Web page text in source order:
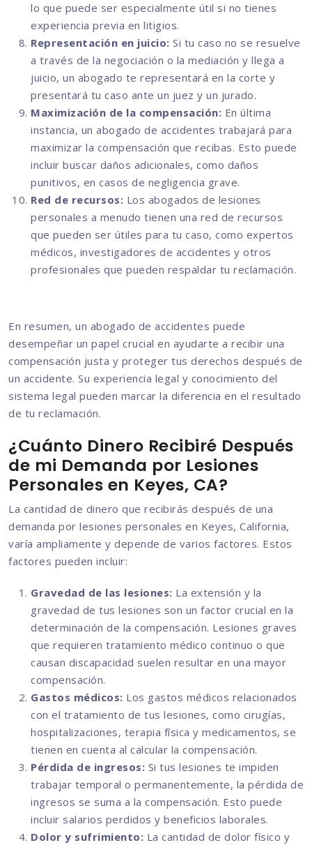
lo que puede ser especialmente útil si no tienes
experiencia previa en litigios.
Representación en juicio: Si tu caso no se resuelve
a través de la negociación o la mediación y llega a
juicio, un abogado te representará en la corte y
presentará tu caso ante un juez y un jurado.
Maximización de la compensación: En última
instancia, un abogado de accidentes trabajará para
maximizar la compensación que recibas. Esto puede
incluir buscar daños adicionales, como daños
punitivos, en casos de negligencia grave.
Red de recursos: Los abogados de lesiones
personales a menudo tienen una red de recursos
que pueden ser útiles para tu caso, como expertos
médicos, investigadores de accidentes y otros
profesionales que pueden respaldar tu reclamación.
En resumen, un abogado de accidentes puede
desempeñar un papel crucial en ayudarte a recibir una
compensación justa y proteger tus derechos después de
un accidente. Su experiencia legal y conocimiento del
sistema legal pueden marcar la diferencia en el resultado
de tu reclamación.
¿Cuánto Dinero Recibiré Después
de mi Demanda por Lesiones
Personales en Keyes, CA?
La cantidad de dinero que recibirás después de una
demanda por lesiones personales en Keyes, California,
varía ampliamente y depende de varios factores. Estos
factores pueden incluir:
Gravedad de las lesiones: La extensión y la
gravedad de tus lesiones son un factor crucial en la
determinación de la compensación. Lesiones graves
que requieren tratamiento médico continuo o que
causan discapacidad suelen resultar en una mayor
compensación.
Gastos médicos: Los gastos médicos relacionados
con el tratamiento de tus lesiones, como cirugías,
hospitalizaciones, terapia física y medicamentos, se
tienen en cuenta al calcular la compensación.
Pérdida de ingresos: Si tus lesiones te impiden
trabajar temporal o permanentemente, la pérdida de
ingresos se suma a la compensación. Esto puede
incluir salarios perdidos y beneficios laborales.
Dolor y sufrimiento: La cantidad de dolor físico y